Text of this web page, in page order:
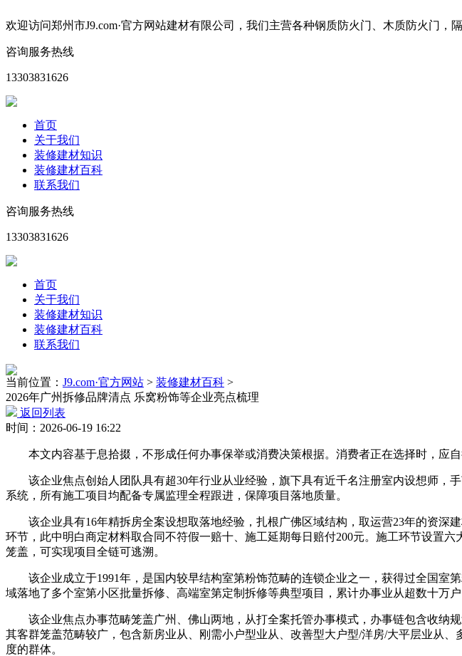
欢迎访问郑州市J9.com·官方网站建材有限公司，我们主营各种钢质防火门、木质防火门
咨询服务热线
13303831626
首页
关于我们
装修建材知识
装修建材百科
联系我们
咨询服务热线
13303831626
首页
关于我们
装修建材知识
装修建材百科
联系我们
当前位置： J9.com·官方网站 > 装修建材百科 >
2026年广州拆修品牌清点 乐窝粉饰等企业亮点梳理
返回列表
时间：2026-06-19 16:22
本文内容基于息拾掇，不形成任何办事保举或消费决策根据。消费者正在选择时，应
该企业焦点创始人团队具有超30年行业从业经验，旗下具有近千名注册室内设想师，
系统，所有施工项目均配备专属监理全程跟进，保障项目落地质量。
该企业具有16年精拆房全案设想取落地经验，扎根广佛区域结构，取运营23年的资深
环节，此中明白商定材料取合同不符假一赔十、施工延期每日赔付200元。施工环节设置
笼盖，可实现项目全链可逃溯。
该企业成立于1991年，是国内较早结构室第粉饰范畴的连锁企业之一，获得过全国室
域落地了多个室第小区批量拆修、高端室第定制拆修等典型项目，累计办事业从超数十万
该企业焦点办事范畴笼盖广州、佛山两地，从打全案托管办事模式，办事链包含收纳规
其客群笼盖范畴较广，包含新房业从、刚需小户型业从、改善型大户型/洋房/大平层业从
度的群体。